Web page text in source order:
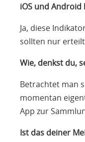
iOS und
Ja, diese
sollten nur
Wie, denkst du,
Betrachtet man
momentan
App zur
Ist das deiner